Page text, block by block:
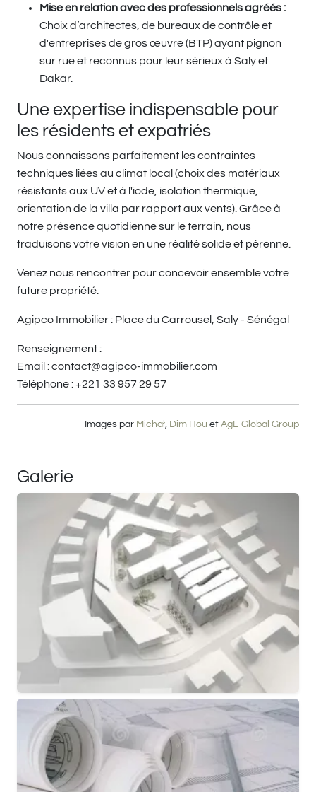
Mise en relation avec des professionnels agréés :
Choix d’architectes, de bureaux de contrôle et
d'entreprises de gros œuvre (BTP) ayant pignon
sur rue et reconnus pour leur sérieux à Saly et
Dakar.
Une expertise indispensable pour
les résidents et expatriés
Nous connaissons parfaitement les contraintes
techniques liées au climat local (choix des matériaux
résistants aux UV et à l'iode, isolation thermique,
orientation de la villa par rapport aux vents). Grâce à
notre présence quotidienne sur le terrain, nous
traduisons votre vision en une réalité solide et pérenne.
Venez nous rencontrer pour concevoir ensemble votre
future propriété.
Agipco Immobilier : Place du Carrousel, Saly - Sénégal
Renseignement :
Email : contact@agipco-immobilier.com
Téléphone : +221 33 957 29 57
Images par Michał Dim Hou et AgE Global Group
Galerie